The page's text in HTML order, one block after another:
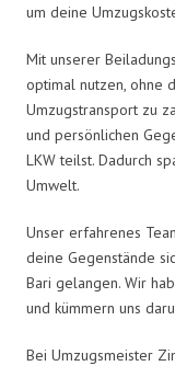
um deine
Mit unserer
optimal nutzen, ohne
Umzugstransport zu
und persönlichen
LKW teilst. Dadurch
Umwelt.
Unser erfahrenes
deine Gegenstände
Bari gelangen. Wir
und kümmern uns
Bei Umzugsmeister